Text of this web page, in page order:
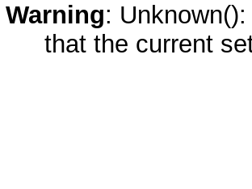
Warning:
that the current